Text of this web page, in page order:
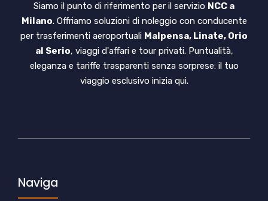
Siamo il punto di riferimento per il servizio NCC a
Milano. Offriamo soluzioni di noleggio con conducente
per trasferimenti aeroportuali Malpensa, Linate, Orio
al Serio, viaggi d'affari e tour privati. Puntualità,
eleganza e tariffe trasparenti senza sorprese: il tuo
viaggio esclusivo inizia qui.
Naviga